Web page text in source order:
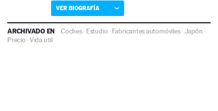
VER BIOGRAFÍA
ARCHIVADO EN Coches· Estudio · Fabricantes automóviles·Japón ·
Precio ·Vida útil